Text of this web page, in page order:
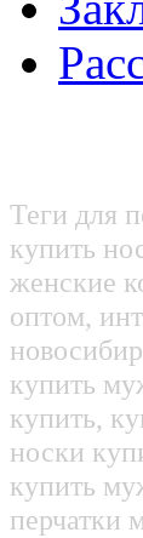
Теги для
купить
женские
оптом,
купить
купить,
носки
купить
перчатки